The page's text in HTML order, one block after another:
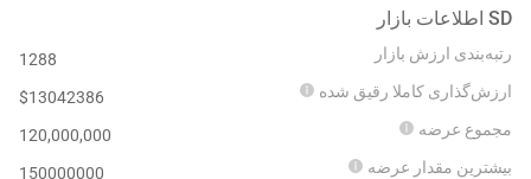
SD اطلاعات بازار
رتبه‌بندی ارزش بازار
1288
ارزش‌گذاری کاملا رقیق شده
$13042386
مجموع عرضه
120,000,000
بیشترین مقدار عرضه
150000000